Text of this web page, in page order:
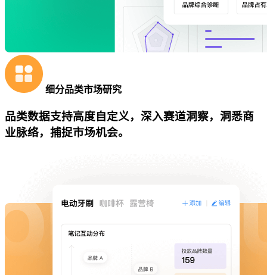
细分品类市场研究
品类数据支持高度自定义，深入赛道洞察，洞悉商
业脉络，捕捉市场机会。